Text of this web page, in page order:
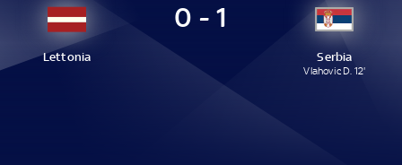
Lettonia
0 - 1
Serbia
Vlahovic D. 12'